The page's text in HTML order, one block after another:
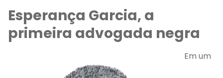
Esperança Garcia, a
primeira advogada negra
Em um